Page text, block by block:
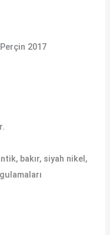
2017
bakır, siyah nikel,